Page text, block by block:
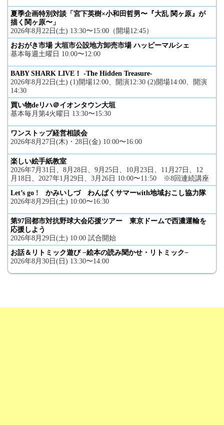
夏季企画特別対談「宮下英樹×小和田哲男〜『大乱 関ヶ原』が
描く関ヶ原〜」
2026年8月22日(土) 13:30〜15:00（開場12:45）
おおがき市場 大垣市公設地方卸売市場 ハッピーマルシェ
基本毎週土曜日 10:00〜12:00
BABY SHARK LIVE！ -The Hidden Treasure-
2026年8月22日(土) (1)開場12:00、開演12:30 (2)開場14:00、開演
14:30
買い物deリハ＠イオンタウン大垣
基本毎月第4火曜日 13:30〜15:30
ワンストップ経営相談会
2026年8月27日(木)・28日(金) 10:00〜16:00
楽しい絵手紙教室
2026年7月31日、8月28日、9月25日、10月23日、11月27日、12
月18日、2027年1月29日、3月26日 10:00〜11:50 ※8回連続講座
Let’s go ! かみいしづ わんぱくサマーwith地域おこし協力隊
2026年8月29日(土) 10:00〜16:30
第97回都市対抗野球大会応援ツアー 東京ドームで西濃運輸を
応援しよう
2026年8月29日(土) 10:00 試合開始
お話＆リトミック遊び −絵本の読み聞かせ・リトミック−
2026年8月30日(日) 13:30〜14:00